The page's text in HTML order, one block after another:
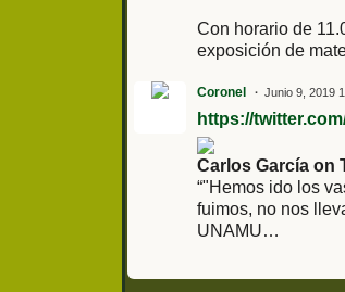
Con horario de
exposición de
Coronel Junio 9, 2019
https://
Carlos García on
“"Hemos ido los
fuimos, no nos
UNAMU…